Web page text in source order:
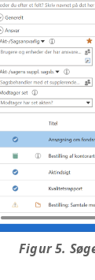
Figur 5.